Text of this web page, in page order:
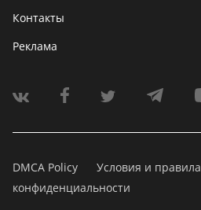
Контакты
Реклама
DMCA Policy Условия и правила
конфиденциальности